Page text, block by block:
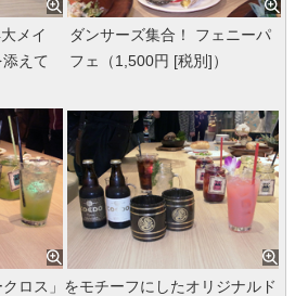
メイ
えて
ダンサーズ集合！ フェニーパ
フェ（1,500円 [税別]）
クロス」をモチーフにしたオリジナルド